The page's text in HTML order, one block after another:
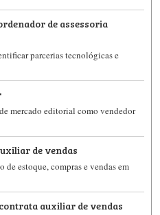
de assessoria
parcerias tecnológicas e
mercado editorial como vendedor
de vendas
de estoque, compras e vendas em
auxiliar de vendas